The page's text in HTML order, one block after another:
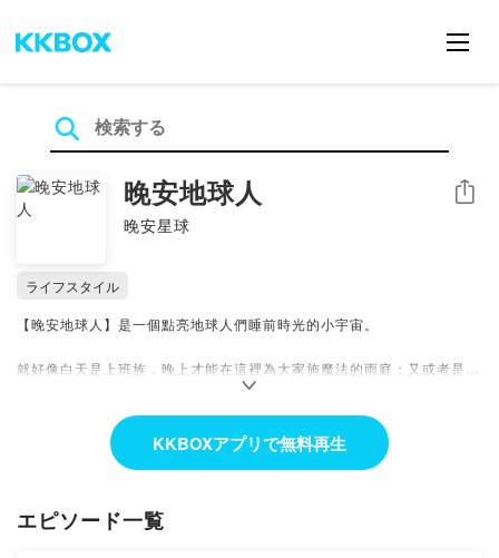
晚安地球人
晚安星球
シェア
ライフスタイル
【晚安地球人】是一個點亮地球人們睡前時光的小宇宙。
就好像白天是上班族，晚上才能在這裡為大家施魔法的雨庭；又或者是白
天上課、晚上睡覺的傑西也在這個宇宙中把握熄燈前的時光，用力抓住屬
於自己那短短的me time。
你是不是也和我們一樣，
那就讓我們的睡前魔法來陪你說聲晚安吧！
KKBOXアプリで無料再生
エピソード一覧